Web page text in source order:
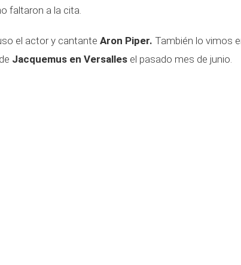
faltaron a la cita.
el actor y cantante Aron Piper. También lo vimos
Jacquemus en Versalles el pasado mes de junio.